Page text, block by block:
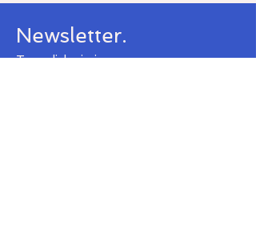
Newsletter.
Trag dich ein in unseren